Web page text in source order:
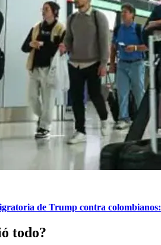
de Trump contra colombianos:
todo?